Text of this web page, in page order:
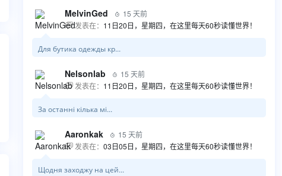
MelvinGed  15 天前
 发表在： 11日20日，星期四，在这里每天60秒读懂世界！
Для бутика одежды кр...
Nelsonlab  15 天前
 发表在： 11日20日，星期四，在这里每天60秒读懂世界！
За останні кілька мі...
Aaronkak  15 天前
 发表在： 03日05日，星期四，在这里每天60秒读懂世界！
Щодня заходжу на цей...